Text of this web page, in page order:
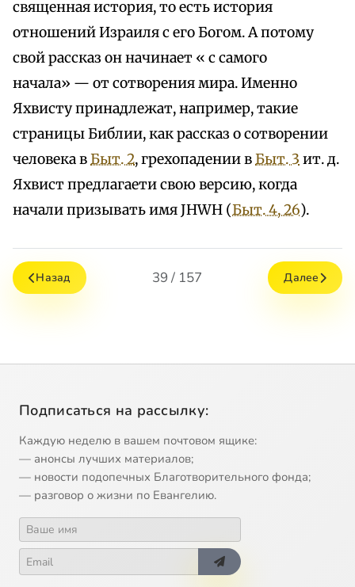
священная история, то есть история
отношений Израиля с его Богом. А потому
свой рассказ он начинает « с самого
начала» — от сотворения мира. Именно
Яхвисту принадлежат, например, такие
страницы Библии, как рассказ о сотворении
человека вБыт. 2, грехопадении вБыт. 3 ит. д.
Яхвист предлагаети свою версию, когда
начали призывать имя JHWH (Быт. 4, 26).
Назад 39 / 157 Далее
Подписаться на рассылку:
Каждую неделю в вашем почтовом ящике:
— анонсы лучших материалов;
— новости подопечных Благотворительного фонда;
— разговор о жизни по Евангелию.